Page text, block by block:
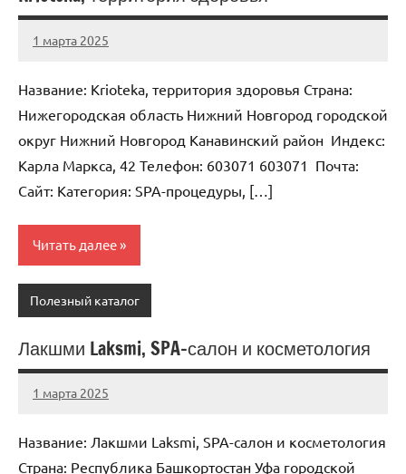
1 марта 2025
Anisa
Нет
Название: Krioteka, территория здоровья Страна:
Нижегородская область Нижний Новгород городской
округ Нижний Новгород Канавинский район Индекс:
Карла Маркса, 42 Телефон: 603071 603071 Почта:
Cайт: Категория: SPA-процедуры, […]
Читать далее
Полезный каталог
Лакшми Laksmi, SPA-салон и косметология
1 марта 2025
Anisa
Нет
Название: Лакшми Laksmi, SPA-салон и косметология
Страна: Республика Башкортостан Уфа городской